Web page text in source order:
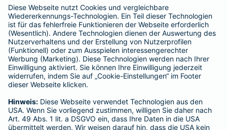
BELIEBTE SEITEN
Kranken-Zusatzversicherung
Tierversicherungen
Haftpflichtversicherung
Hausratversicherung
Adresse ändern
Schaden melden